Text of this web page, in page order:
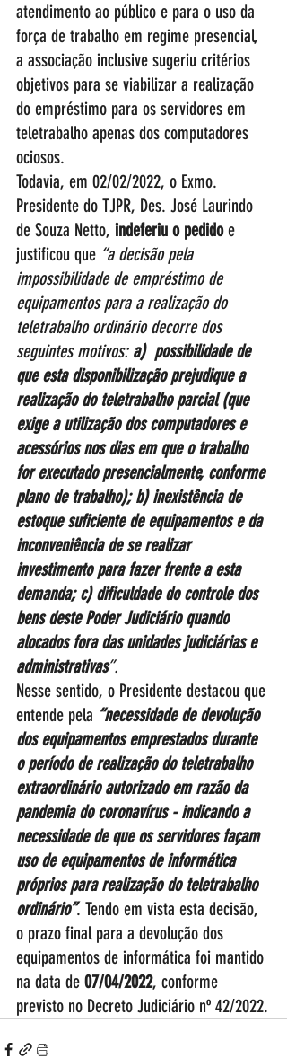
atendimento ao público e para o uso da
força de trabalho em regime presencial,
a associação inclusive sugeriu critérios
objetivos para se viabilizar a realização
do empréstimo para os servidores em
teletrabalho apenas dos computadores
ociosos.
Todavia, em 02/02/2022, o Exmo.
Presidente do TJPR, Des. José Laurindo
de Souza Netto, indeferiu o pedido e
justificou que “a decisão pela
impossibilidade de empréstimo de
equipamentos para a realização do
teletrabalho ordinário decorre dos
seguintes motivos: a)  possibilidade de
que esta disponibilização prejudique a
realização do teletrabalho parcial (que
exige a utilização dos computadores e
acessórios nos dias em que o trabalho
for executado presencialmente, conforme
plano de trabalho); b) inexistência de
estoque suficiente de equipamentos e da
inconveniência de se realizar
investimento para fazer frente a esta
demanda; c) dificuldade do controle dos
bens deste Poder Judiciário quando
alocados fora das unidades judiciárias e
administrativas”.
Nesse sentido, o Presidente destacou que
entende pela “necessidade de devolução
dos equipamentos emprestados durante
o período de realização do teletrabalho
extraordinário autorizado em razão da
pandemia do coronavírus - indicando a
necessidade de que os servidores façam
uso de equipamentos de informática
próprios para realização do teletrabalho
ordinário”. Tendo em vista esta decisão,
o prazo final para a devolução dos
equipamentos de informática foi mantido
na data de 07/04/2022, conforme
previsto no Decreto Judiciário nº 42/2022.